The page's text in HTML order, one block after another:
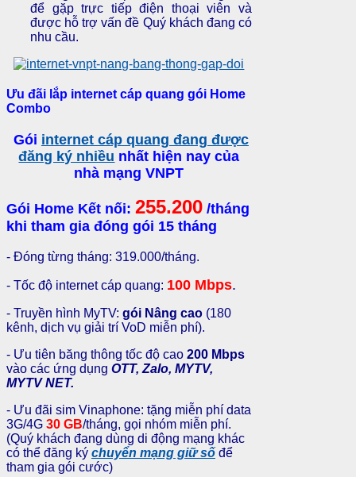
để gặp trực tiếp điện thoại viên và
được hỗ trợ vấn đề Quý khách đang có
nhu cầu.
Ưu đãi lắp internet cáp quang gói Home
Combo
Gói internet cáp quang đang được
đăng ký nhiều nhất hiện nay của
nhà mạng VNPT
Gói Home Kết nối: 255.200 /tháng
khi tham gia đóng gói 15 tháng
- Đóng từng tháng: 319.000/tháng.
- Tốc độ internet cáp quang: 100 Mbps.
- Truyền hình MyTV: gói Nâng cao (180
kênh, dịch vụ giải trí VoD miễn phí).
- Ưu tiên băng thông tốc độ cao 200 Mbps
vào các ứng dụng OTT, Zalo, MYTV,
MYTV NET.
- Ưu đãi sim Vinaphone: tặng miễn phí data
3G/4G 30 GB/tháng, gọi nhóm miễn phí.
(Quý khách đang dùng di động mạng khác
có thể đăng ký chuyển mạng giữ số để
tham gia gói cước)